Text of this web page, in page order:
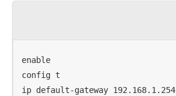
enable
config t
ip default-gateway 192.168.1.254